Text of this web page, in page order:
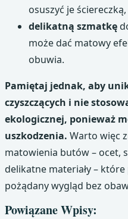
osuszyć je ściereczką,
delikatną szmatkę
może dać matowy
obuwia.
Pamiętaj jednak, aby
czyszczących i nie
ekologicznej, ponieważ
uszkodzenia. Warto więc
matowienia butów – ocet,
delikatne materiały –
pożądany wygląd bez
Powiązane Wpisy: